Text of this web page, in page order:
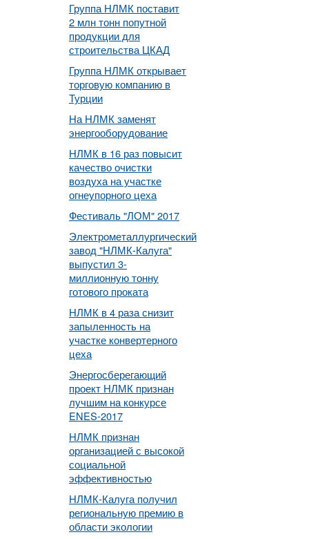
Группа НЛМК поставит
2 млн тонн попутной
продукции для
строительства ЦКАД
Группа НЛМК открывает
торговую компанию в
Турции
На НЛМК заменят
энергооборудование
НЛМК в 16 раз повысит
качество очистки
воздуха на участке
огнеупорного цеха
Фестиваль "ЛОМ" 2017
Электрометаллургический
завод "НЛМК-Калуга"
выпустил 3-
миллионную тонну
готового проката
НЛМК в 4 раза снизит
запыленность на
участке конвертерного
цеха
Энергосберегающий
проект НЛМК признан
лучшим на конкурсе
ENES-2017
НЛМК признан
организацией с высокой
социальной
эффективностью
НЛМК-Калуга получил
региональную премию в
области экологии